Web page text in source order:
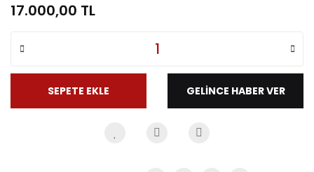
17.000,00 TL
SEPETE EKLE GELİNCE HABER VER